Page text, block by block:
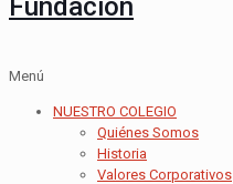
Fundación
Menú
NUESTRO COLEGIO
Quiénes Somos
Historia
Valores Corporativos